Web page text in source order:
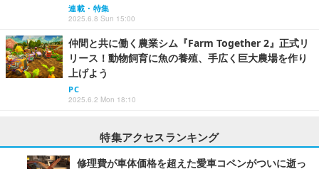
連載・特集
2025.6.8 Sun 15:00
仲間と共に働く農業シム『Farm Together 2』正式リ
リース！動物飼育に魚の養殖、手広く巨大農場を作り
上げよう
PC
2025.6.2 Mon 18:10
特集アクセスランキング
修理費が車体価格を超えた愛車コペンがついに逝っ